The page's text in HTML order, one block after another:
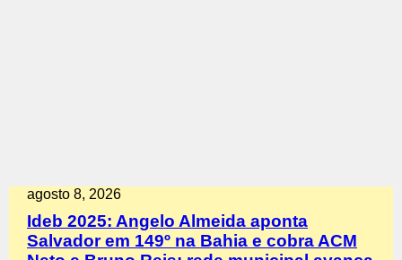
agosto 8, 2026
Ideb 2025: Angelo Almeida aponta
Salvador em 149º na Bahia e cobra ACM